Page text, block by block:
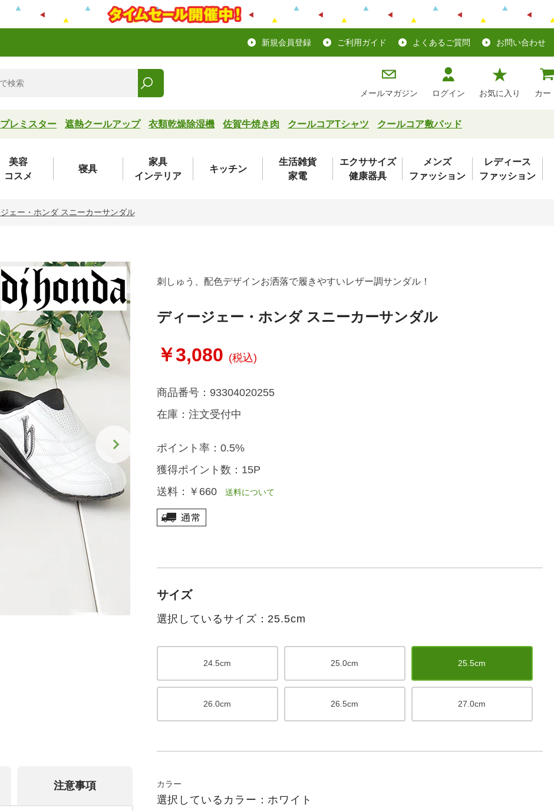
新規会員登録 ご利用ガイド よくあるご質問 お問い合わせ
メールマガジン ログイン お気に入り カー
レミスター 遮熱クールアップ 衣類乾燥除湿機 佐賀牛焼き肉 クールコアTシャツ クールコア敷パッド
美容
コスメ
寝具
家具
インテリア
キッチン
生活雑貨
家電
エクササイズ
健康器具
メンズ
ファッション
レディース
ファッション
ェー・ホンダ スニーカーサンダル
注意事項
刺しゅう、配色デザインお洒落で履きやすいレザー調サンダル！
ディージェー・ホンダ スニーカーサンダル
￥3,080 (税込)
商品番号： 93304020255
在庫： 注文受付中
ポイント率： 0.5%
獲得ポイント数： 15P
送料： ￥660送料について
サイズ
選択しているサイズ：25.5cm
24.5cm 25.0cm 25.5cm
26.0cm 26.5cm 27.0cm
カラー
選択しているカラー：ホワイト